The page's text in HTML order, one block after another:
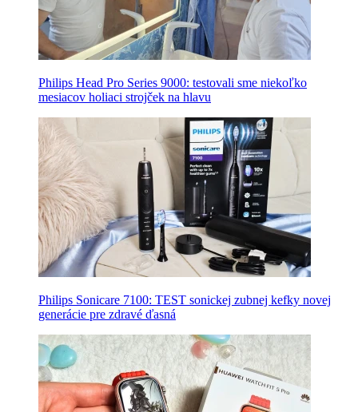
Philips Head Pro Series 9000: testovali sme niekoľko
mesiacov holiaci strojček na hlavu
Philips Sonicare 7100: TEST sonickej zubnej kefky novej
generácie pre zdravé ďasná